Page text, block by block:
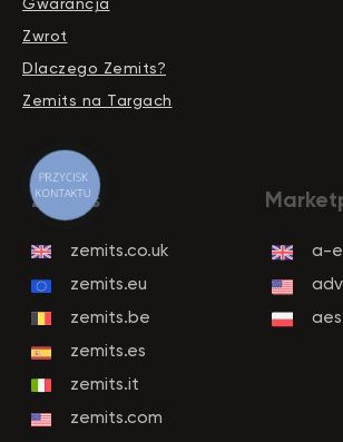
Zwrot
Dlaczego Zemits?
Zemits na Targach
PRZYCISK
KONTAKTU